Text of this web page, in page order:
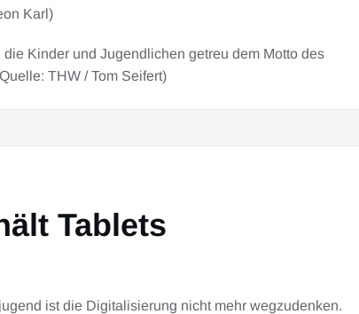
Karl)
Kinder und Jugendlichen getreu dem Motto des
THW / Tom Seifert)
Tablets
ist die Digitalisierung nicht mehr wegzudenken.